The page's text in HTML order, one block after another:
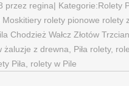
przez regina| Kategorie:Rolety
Moskitiery rolety pionowe rolety
Chodzież Wałcz Złotów
żaluzje z drewna Piła rolety,
Piła rolety w Pile